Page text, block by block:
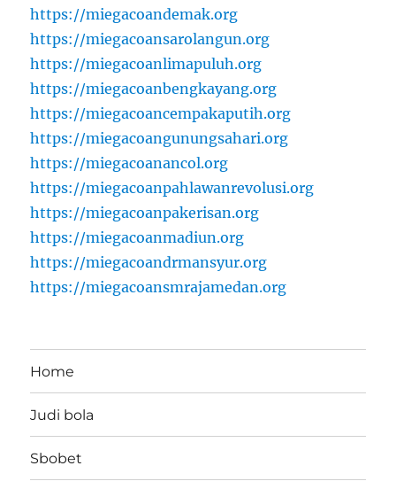
https://miegacoandemak.org
https://miegacoansarolangun.org
https://miegacoanlimapuluh.org
https://miegacoanbengkayang.org
https://miegacoancempakaputih.org
https://miegacoangunungsahari.org
https://miegacoanancol.org
https://miegacoanpahlawanrevolusi.org
https://miegacoanpakerisan.org
https://miegacoanmadiun.org
https://miegacoandrmansyur.org
https://miegacoansmrajamedan.org
Home
Judi bola
Sbobet